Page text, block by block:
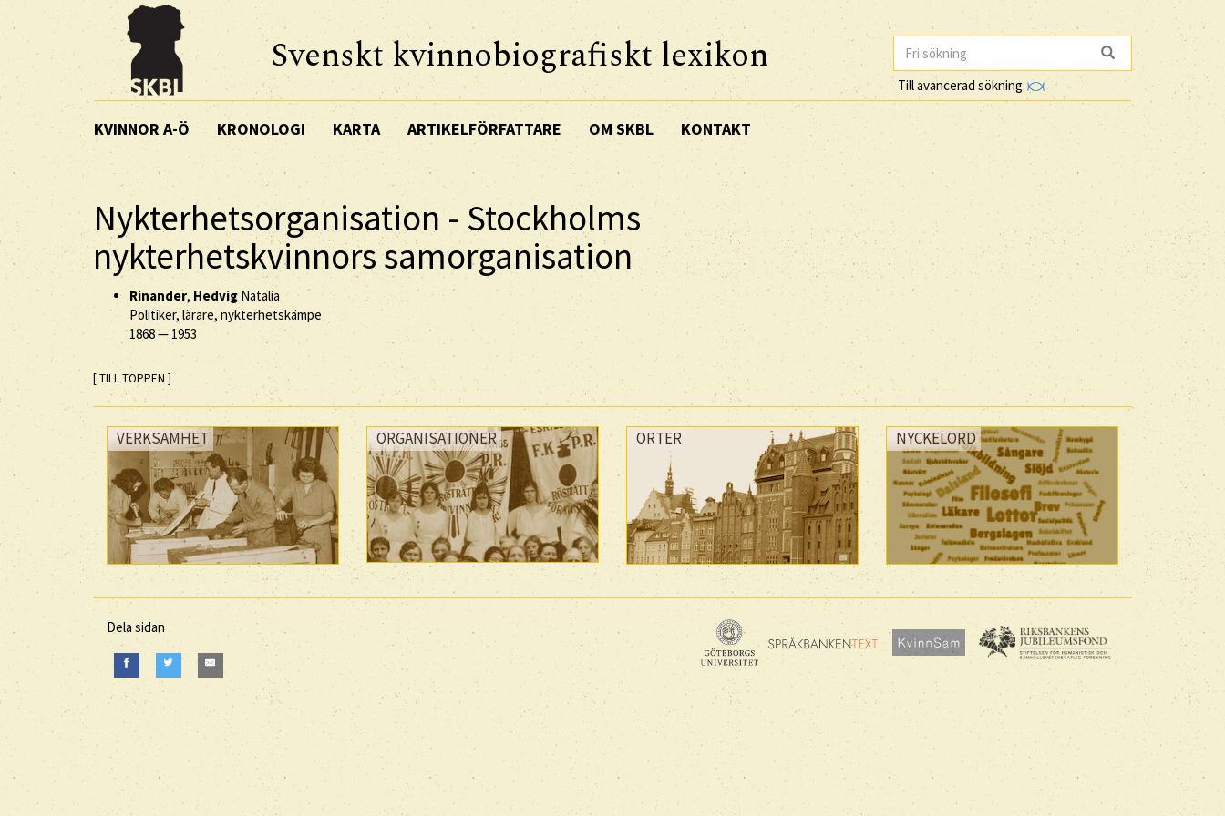
Svenskt kvinnobiografiskt lexikon
Till avancerad sökning
KVINNOR A-Ö KRONOLOGI KARTA ARTIKELFÖRFATTARE OM SKBL KONTAKT
Nykterhetsorganisation - Stockholms
nykterhetskvinnors samorganisation
Rinander, HedvigNatalia
Politiker, lärare, nykterhetskämpe
1868— 1953
[ TILL TOPPEN ]
VERKSAMHET ORGANISATIONER ORTER NYCKELORD
Dela sidan